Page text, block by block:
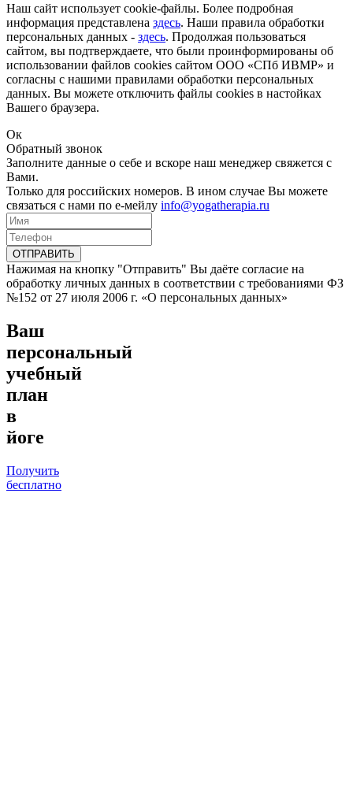
Наш сайт использует cookie-файлы. Более подробная
информация представлена здесь. Наши правила обработки
персональных данных - здесь. Продолжая пользоваться
сайтом, вы подтверждаете, что были проинформированы об
использовании файлов cookies сайтом ООО «СПб ИВМР» и
согласны с нашими правилами обработки персональных
данных. Вы можете отключить файлы cookies в настойках
Вашего браузера.
Ок
Обратный звонок
Заполните данные о себе и вскоре наш менеджер свяжется с
Вами.
Только для российских номеров. В ином случае Вы можете
связаться с нами по е-мейлу info@yogatherapia.ru
ОТПРАВИТЬ
Нажимая на кнопку "Отправить" Вы даёте согласие на
обработку личных данных в соответствии с требованиями ФЗ
№152 от 27 июля 2006 г. «О персональных данных»
Ваш
персональный
учебный
план
в
йоге
Получить
бесплатно